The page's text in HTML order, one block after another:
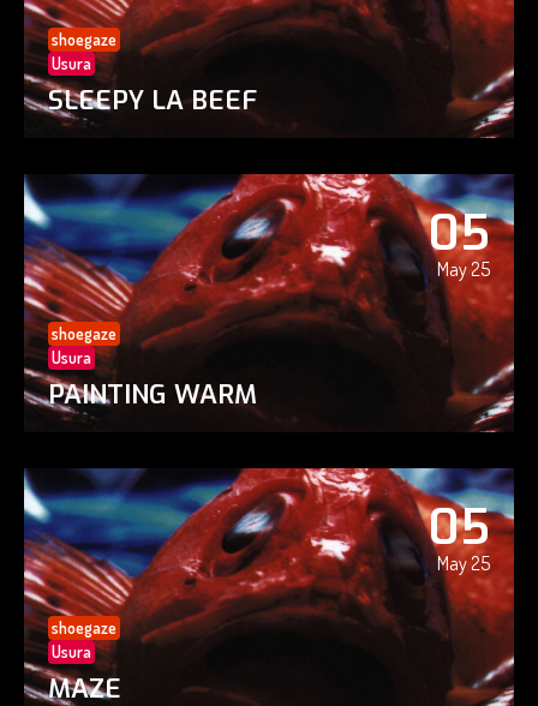
shoegaze
Usura
SLEEPY LA BEEF
05
May 25
shoegaze
Usura
PAINTING WARM
05
May 25
shoegaze
Usura
MAZE